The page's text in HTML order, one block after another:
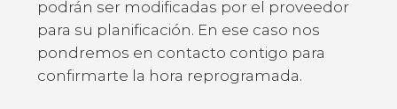
podrán ser modificadas por el proveedor
para su planificación. En ese caso nos
pondremos en contacto contigo para
confirmarte la hora reprogramada.